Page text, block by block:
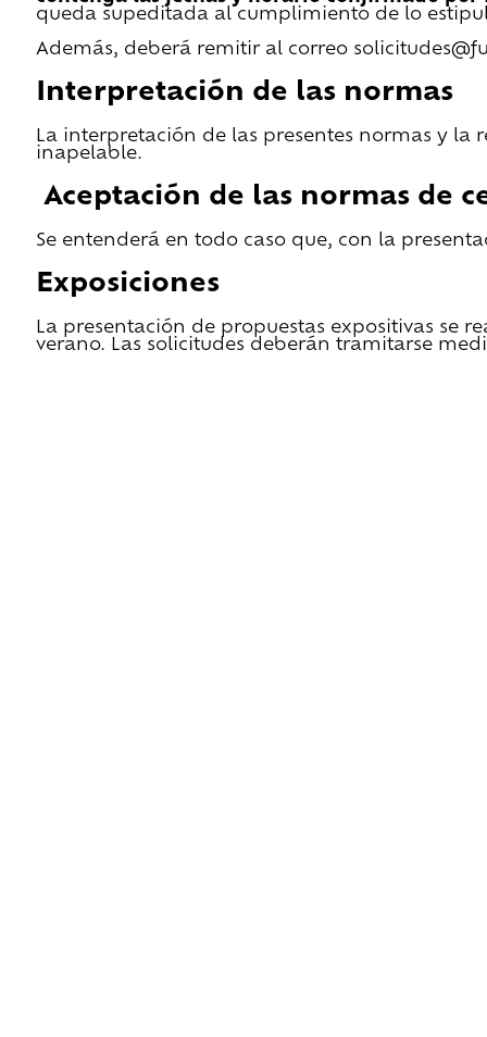
queda supeditada al cumplimiento de lo
Además, deberá remitir al correo
Interpretación de las normas
La interpretación de las presentes normas y la
inapelable.
Aceptación de las normas de
Se entenderá en todo caso que, con la
Exposiciones
La presentación de propuestas expositivas se
verano. Las solicitudes deberán tramitarse